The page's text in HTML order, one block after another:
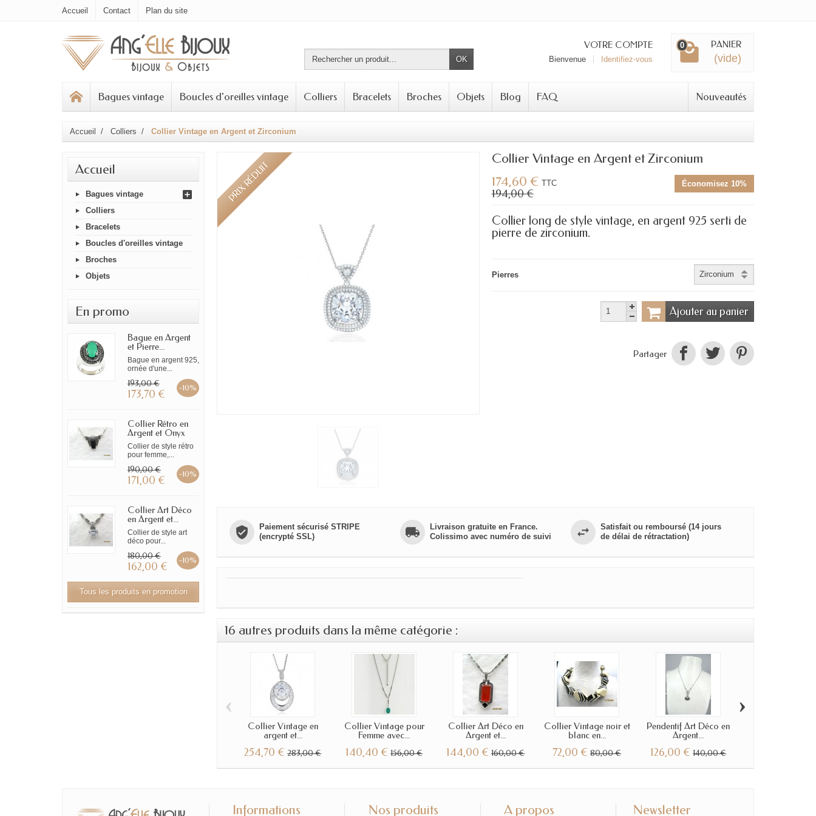
Accueil Contact Plan du site
OK
PANIER
(vide)
0
VOTRE COMPTE
Bienvenue Identifiez-vous
Nouveautés
Bagues vintage Boucles d'oreilles vintage Colliers Bracelets Broches Objets Blog FAQ
Accueil Colliers Collier Vintage en Argent et Zirconium
Accueil
Bagues vintage
Colliers
Bracelets
Boucles d'oreilles vintage
Broches
Objets
En promo
Bague en Argent
et Pierre...
Bague en argent 925,
ornée d'une...
193,00 € -10%
173,70 €
Collier Rétro en
Argent et Onyx
Collier de style rétro
pour femme,...
190,00 € -10%
171,00 €
Collier Art Déco
en Argent et...
Collier de style art
déco pour...
180,00 € -10%
162,00 €
Tous les produits en promotion
PRIX RÉDUIT
Collier Vintage en Argent et Zirconium
Économisez 10%
174,60 € TTC
194,00 €
Collier long de style vintage, en argent 925 serti de
pierre de zirconium.
Pierres
Ajouter au panier
Partager
Paiement sécurisé STRIPE
(encrypté SSL)
Livraison gratuite en France.
Colissimo avec numéro de suivi
Satisfait ou remboursé (14 jours
de délai de rétractation)
16 autres produits dans la même catégorie :
Collier Vintage en
argent et...
254,70 € 283,00 €
Collier Vintage pour
Femme avec...
140,40 € 156,00 €
Collier Art Déco en
Argent et...
144,00 € 160,00 €
Collier Vintage noir et
blanc en...
72,00 € 80,00 €
Pendentif Art Déco en
Argent...
126,00 € 140,00 €
‹ ›
Informations Nos produits A propos Newsletter